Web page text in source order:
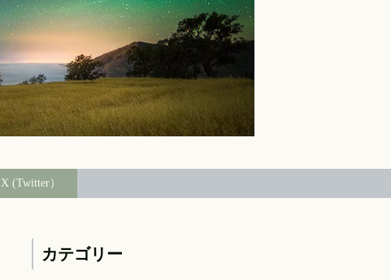
X (Twitter）
カテゴリー